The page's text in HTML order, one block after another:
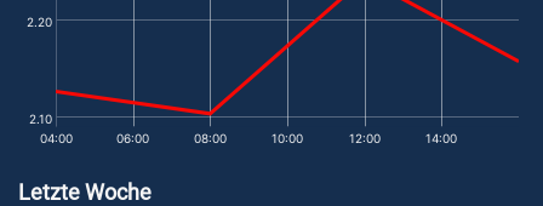
2.10
2.20
04:00 06:00 08:00 10:00 12:00 14:00
Letzte Woche